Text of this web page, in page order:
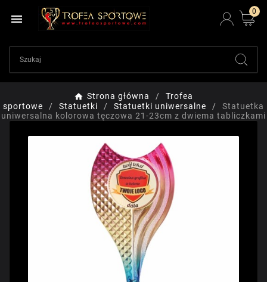

0
Strona główna
Trofea
sportowe
Statuetki Statuetki uniwersalne
Statuetka
uniwersalna kolorowa tęczowa 21-23cm z dwiema tabliczkami